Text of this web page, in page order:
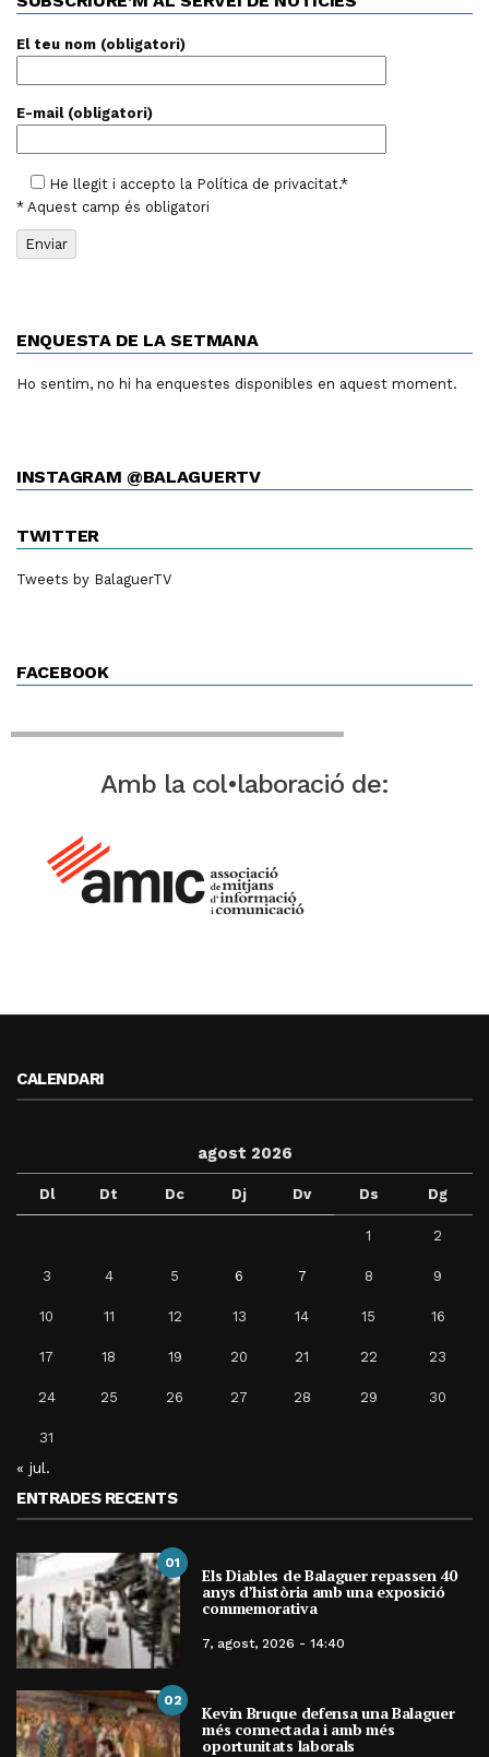
El teu nom (obligatori)
E-mail (obligatori)
He llegit i accepto la Política de privacitat.*
* Aquest camp és obligatori
ENQUESTA DE LA SETMANA
Ho sentim, no hi ha enquestes disponibles en aquest moment.
INSTAGRAM @BALAGUERTV
TWITTER
Tweets by BalaguerTV
FACEBOOK
Amb la col•laboració de:
CALENDARI
agost 2026
Dl Dt Dc Dj Dv Ds Dg
1 2
3 4 5 6 7 8 9
10 11 12 13 14 15 16
17 18 19 20 21 22 23
24 25 26 27 28 29 30
31
« jul.
ENTRADES RECENTS
01
Els Diables de Balaguer repassen 40
anys d’història amb una exposició
commemorativa
7, agost, 2026 - 14:40
02
Kevin Bruque defensa una Balaguer
més connectada i amb més
oportunitats laborals